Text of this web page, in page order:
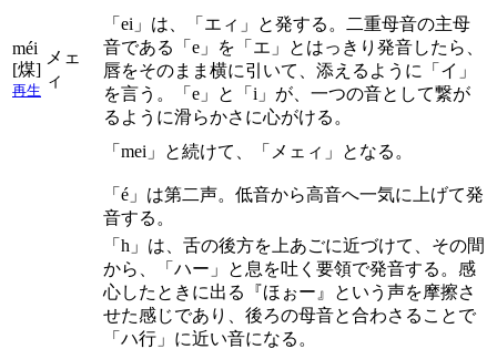
méi
[煤]
再生
メェ
ィ
「ei」は、「エィ」と発する。二重母音の主母
音である「e」を「エ」とはっきり発音したら、
唇をそのまま横に引いて、添えるように「イ」
を言う。「e」と「i」が、一つの音として繋が
るように滑らかさに心がける。
「mei」と続けて、「メェィ」となる。
「é」は第二声。低音から高音へ一気に上げて発
音する。
「h」は、舌の後方を上あごに近づけて、その間
から、「ハー」と息を吐く要領で発音する。感
心したときに出る『ほぉー』という声を摩擦さ
せた感じであり、後ろの母音と合わさることで
「ハ行」に近い音になる。